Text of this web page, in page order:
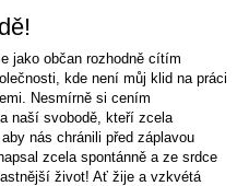
jako občan rozhodně cítím
kde není můj klid na práci
Nesmírně si cením
naší svobodě, kteří zcela
nás chránili před záplavou
zcela spontánně a ze srdce
život! Ať žije a vzkvétá